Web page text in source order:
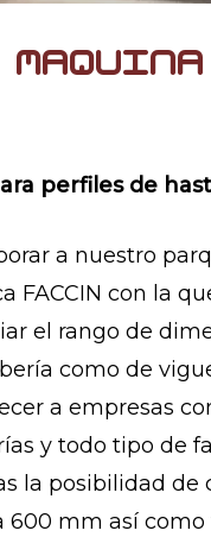
maquina
perfiles de
a nuestro
FACCIN con la
el rango de
como de
a empresas
y todo tipo de
la posibilidad de
600 mm así